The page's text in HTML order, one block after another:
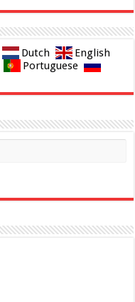
Dutch
English
Portuguese